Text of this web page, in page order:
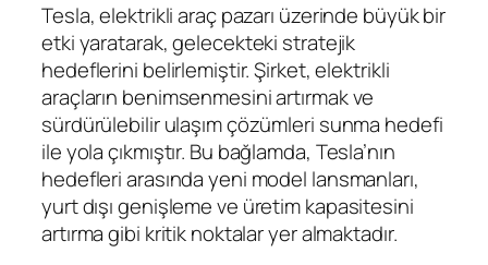
Tesla, elektrikli araç pazarı üzerinde büyük bir
etki yaratarak, gelecekteki stratejik
hedeflerini belirlemiştir. Şirket, elektrikli
araçların benimsenmesini artırmak ve
sürdürülebilir ulaşım çözümleri sunma hedefi
ile yola çıkmıştır. Bu bağlamda, Tesla’nın
hedefleri arasında yeni model lansmanları,
yurt dışı genişleme ve üretim kapasitesini
artırma gibi kritik noktalar yer almaktadır.